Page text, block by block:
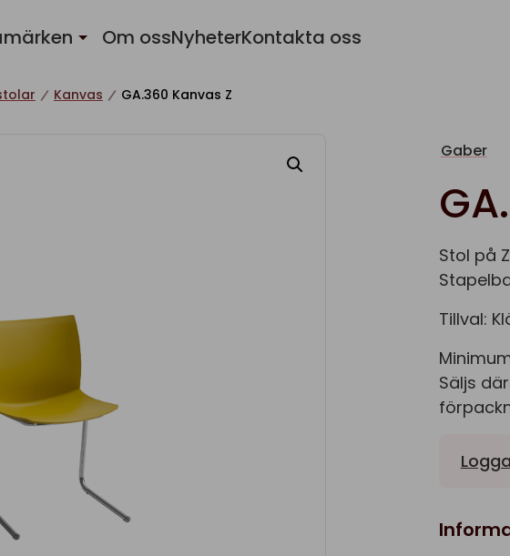
Om ossNyheterKontakta oss
Kanvas GA.360 Kanvas Z
Gaber
Stol på
Tillval:
Säljs